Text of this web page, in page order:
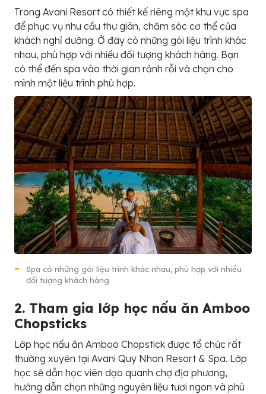
Trong Avani Resort có thiết kế riêng một khu vực spa
để phục vụ nhu cầu thư giãn, chăm sóc cơ thể của
khách nghỉ dưỡng. Ở đây có những gói liệu trình khác
nhau, phù hợp với nhiều đối tượng khách hàng. Bạn
có thể đến spa vào thời gian rảnh rỗi và chọn cho
mình một liệu trình phù hợp.
Spa có những gói liệu trình khác nhau, phù hợp với nhiều
đối tượng khách hàng
2. Tham gia lớp học nấu ăn Amboo
Chopsticks
Lớp học nấu ăn Amboo Chopstick được tổ chức rất
thường xuyên tại Avani Quy Nhon Resort & Spa. Lớp
học sẽ dẫn học viên dạo quanh chợ địa phương,
hướng dẫn chọn những nguyên liệu tươi ngon và phù